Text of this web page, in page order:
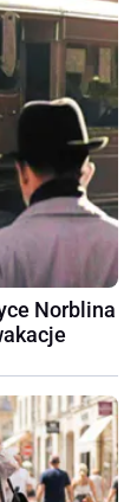
Norblina